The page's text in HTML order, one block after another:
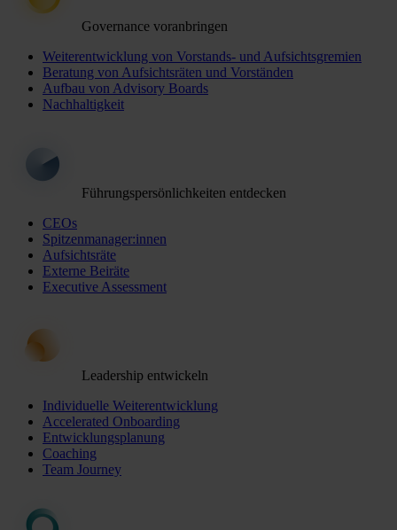
Governance voranbringen
Weiterentwicklung von Vorstands- und Aufsichtsgremien
Beratung von Aufsichtsräten und Vorständen
Aufbau von Advisory Boards
Nachhaltigkeit
Führungspersönlichkeiten entdecken
CEOs
Spitzenmanager:innen
Aufsichtsräte
Externe Beiräte
Executive Assessment
Leadership entwickeln
Individuelle Weiterentwicklung
Accelerated Onboarding
Entwicklungsplanung
Coaching
Team Journey